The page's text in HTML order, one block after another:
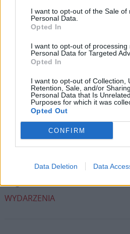
I want to opt-out of the Sale of
Personal Data.
Opted In
I want to opt-out of processing
Personal Data for Targeted
Opted In
I want to opt-out of Collection,
Retention, Sale, and/or
Personal Data that Is
Purposes for which it was
Opted Out
CONFIRM
Data Deletion Data
pośrednictwem serwisu
Dzięki Tobie będziemy mogli
misję. Więcej informacji
Facebook
TwitterMessenger
Wersja do druku
WYDARZENIA